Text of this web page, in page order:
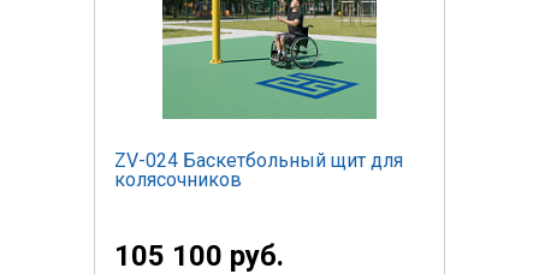
ZV-024 Баскетбольный щит для
колясочников
105 100 руб.